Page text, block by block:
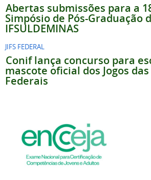
Abertas submissões para a
Simpósio de Pós-Graduação
IFSULDEMINAS
JIFS FEDERAL
Conif lança concurso para
mascote oficial dos Jogos
Federais